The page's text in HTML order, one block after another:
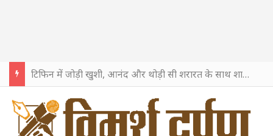
टिफिन में जोड़ी खुशी, आनंद और थोड़ी सी शरारत के साथ शाहरुख खान ने टिफिन बॉक्स को दी हैप्पी एंडिंग